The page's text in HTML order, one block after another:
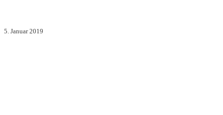
5. Januar 2019